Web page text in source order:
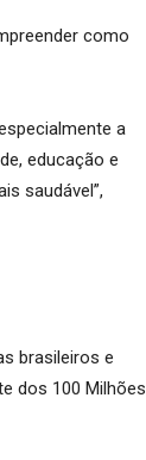
como
a
educação e
saudável”,
brasileiros e
dos 100 Milhões